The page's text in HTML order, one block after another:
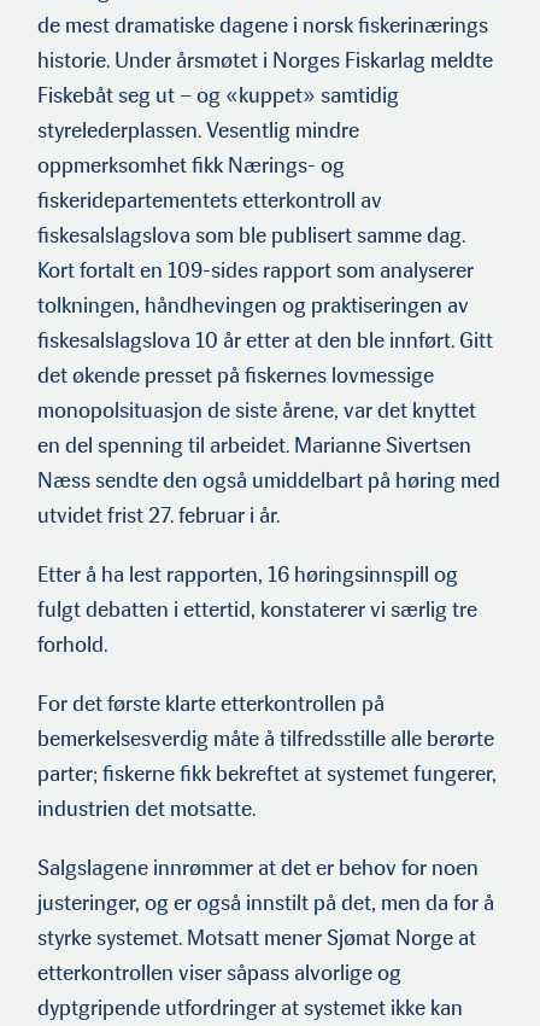
de mest dramatiske dagene i norsk fiskerinærings
historie. Under årsmøtet i Norges Fiskarlag meldte
Fiskebåt seg ut – og «kuppet» samtidig
styrelederplassen. Vesentlig mindre
oppmerksomhet fikk Nærings- og
fiskeridepartementets etterkontroll av
fiskesalslagslova som ble publisert samme dag.
Kort fortalt en 109-sides rapport som analyserer
tolkningen, håndhevingen og praktiseringen av
fiskesalslagslova 10 år etter at den ble innført. Gitt
det økende presset på fiskernes lovmessige
monopolsituasjon de siste årene, var det knyttet
en del spenning til arbeidet. Marianne Sivertsen
Næss sendte den også umiddelbart på høring med
utvidet frist 27. februar i år.
Etter å ha lest rapporten, 16 høringsinnspill og
fulgt debatten i ettertid, konstaterer vi særlig tre
forhold.
For det første klarte etterkontrollen på
bemerkelsesverdig måte å tilfredsstille alle berørte
parter; fiskerne fikk bekreftet at systemet fungerer,
industrien det motsatte.
Salgslagene innrømmer at det er behov for noen
justeringer, og er også innstilt på det, men da for å
styrke systemet. Motsatt mener Sjømat Norge at
etterkontrollen viser såpass alvorlige og
dyptgripende utfordringer at systemet ikke kan